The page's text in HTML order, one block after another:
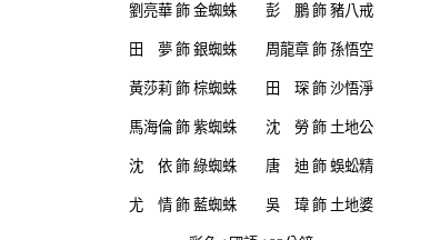
劉亮華 飾 金蜘蛛 彭 鵬 飾 豬八戒
田 夢 飾 銀蜘蛛 周龍章 飾 孫悟空
黃莎莉 飾 棕蜘蛛 田 琛 飾 沙悟淨
馬海倫 飾 紫蜘蛛 沈 勞 飾 土地公
沈 依 飾 綠蜘蛛 唐 迪 飾 蜈蚣精
尤 情 飾 藍蜘蛛 吳 瑋 飾 土地婆